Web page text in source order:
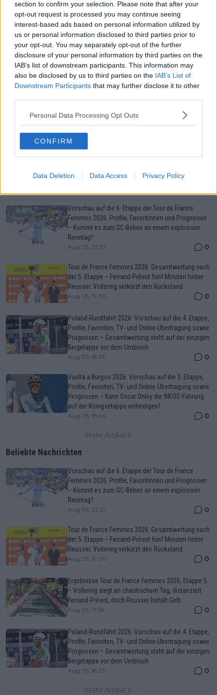
section to confirm your selection. Please note that after your
opt-out request is processed you may continue seeing
interest-based ads based on personal information utilized by
us or personal information disclosed to third parties prior to
your opt-out. You may separately opt-out of the further
disclosure of your personal information by third parties on the
IAB’s list of downstream participants. This information may
also be disclosed by us to third parties on the IAB’s List of
Downstream Participants that may further disclose it to other
Personal Data Processing Opt Outs
CONFIRM
Data Deletion Data Access Privacy Policy
TRANSFERMARKT: Die nächsten Schritte von
Cédrine Kerbaol führen zu EF-Oatly-Cannondale:
"Ich komme mit der Erwartung, mit dem Team
Großes zu erreichen"
07 November 2024
Mehr Artikel
Vorschau auf die 6. Etappe der Tour de France
Femmes 2026: Profile, Favoritinnen und Prognosen
– Kommt es zum GC-Beben an einem explosiven
Renntag?
Aug 05, 22:57 0
Tour de France Femmes 2026: Gesamtwertung nach
der 5. Etappe – Ferrand-Prévot fünf Minuten hinter
Reusser, Vollering verkürzt den Rückstand
Aug 05, 19:00 0
Poland-Rundfahrt 2026: Vorschau auf die 4. Etappe,
Profile, Favoriten, TV- und Online-Übertragung sowie
Prognosen – Gesamtwertung steht auf der einzigen
Bergetappe vor dem Umbruch
Aug 05, 18:53 0
Vuelta a Burgos 2026: Vorschau auf die 3. Etappe,
Profile, Favoriten, TV- und Online-Übertragung sowie
Prognosen – Kann Oscar Onley die INEOS-Führung
auf der Königsetappe verteidigen?
Aug 05, 18:46 0
Mehr Artikel
Beliebte Nachrichten
Vorschau auf die 6. Etappe der Tour de France
Femmes 2026: Profile, Favoritinnen und Prognosen
– Kommt es zum GC-Beben an einem explosiven
Renntag?
Aug 05, 22:57 0
Tour de France Femmes 2026: Gesamtwertung nach
der 5. Etappe – Ferrand-Prévot fünf Minuten hinter
Reusser, Vollering verkürzt den Rückstand
Aug 05, 19:00 0
Ergebnisse Tour de France Femmes 2026, Etappe 5
– Vollering siegt an chaotischem Tag, distanziert
Ferrand-Prévot, doch Reusser behält Gelb
Aug 05, 17:58 0
Poland-Rundfahrt 2026: Vorschau auf die 4. Etappe,
Profile, Favoriten, TV- und Online-Übertragung sowie
Prognosen – Gesamtwertung steht auf der einzigen
Bergetappe vor dem Umbruch
Aug 05, 18:53 0
Mehr Artikel